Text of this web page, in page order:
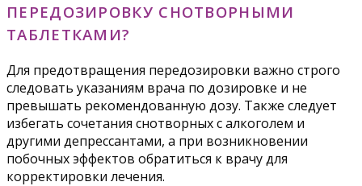
ПЕРЕДОЗИРОВКУ СНОТВОРНЫМИ
ТАБЛЕТКАМИ?
Для предотвращения передозировки важно строго
следовать указаниям врача по дозировке и не
превышать рекомендованную дозу. Также следует
избегать сочетания снотворных с алкоголем и
другими депрессантами, а при возникновении
побочных эффектов обратиться к врачу для
корректировки лечения.